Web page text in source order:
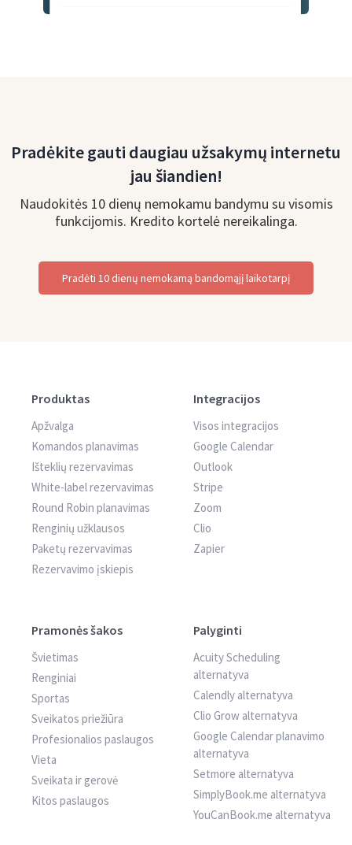
Pradėkite gauti daugiau užsakymų internetu
jau šiandien!
Naudokitės 10 dienų nemokamu bandymu su visomis
funkcijomis. Kredito kortelė nereikalinga.
Pradėti 10 dienų nemokamą bandomąjį laikotarpį
Produktas
Apžvalga
Komandos planavimas
Išteklių rezervavimas
White-label rezervavimas
Round Robin planavimas
Renginių užklausos
Paketų rezervavimas
Rezervavimo įskiepis
Integracijos
Visos integracijos
Google Calendar
Outlook
Stripe
Zoom
Clio
Zapier
Pramonės šakos
Švietimas
Renginiai
Sportas
Sveikatos priežiūra
Profesionalios paslaugos
Vieta
Sveikata ir gerovė
Kitos paslaugos
Palyginti
Acuity Scheduling
alternatyva
Calendly alternatyva
Clio Grow alternatyva
Google Calendar planavimo
alternatyva
Setmore alternatyva
SimplyBook.me alternatyva
YouCanBook.me alternatyva